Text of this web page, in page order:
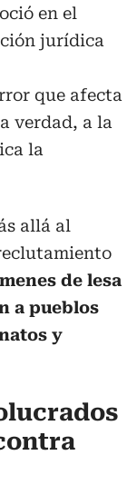
en el
jurídica
que afecta
verdad, a la
la
allá al
de lesa
a pueblos
y